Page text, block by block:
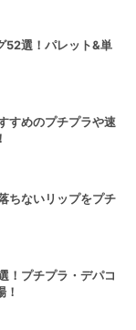
52選！パレット&単
すめのプチプラや速
ちないリップをプチ
！プチプラ・デパコ
！